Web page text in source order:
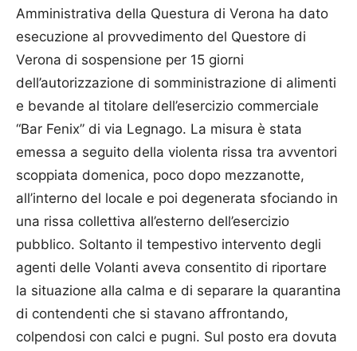
Amministrativa della Questura di Verona ha dato
esecuzione al provvedimento del Questore di
Verona di sospensione per 15 giorni
dell’autorizzazione di somministrazione di alimenti
e bevande al titolare dell’esercizio commerciale
“Bar Fenix” di via Legnago. La misura è stata
emessa a seguito della violenta rissa tra avventori
scoppiata domenica, poco dopo mezzanotte,
all’interno del locale e poi degenerata sfociando in
una rissa collettiva all’esterno dell’esercizio
pubblico. Soltanto il tempestivo intervento degli
agenti delle Volanti aveva consentito di riportare
la situazione alla calma e di separare la quarantina
di contendenti che si stavano affrontando,
colpendosi con calci e pugni. Sul posto era dovuta